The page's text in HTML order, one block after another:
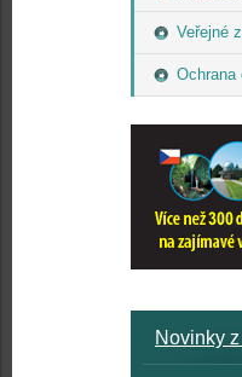
Veřejné
Ochrana
Novinky